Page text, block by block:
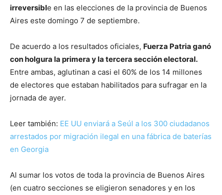
irreversible en las elecciones de la provincia de Buenos
Aires este domingo 7 de septiembre.
De acuerdo a los resultados oficiales, Fuerza Patria ganó
con holgura la primera y la tercera sección electoral.
Entre ambas, aglutinan a casi el 60% de los 14 millones
de electores que estaban habilitados para sufragar en la
jornada de ayer.
Leer también: EE UU enviará a Seúl a los 300 ciudadanos
arrestados por migración ilegal en una fábrica de baterías
en Georgia
Al sumar los votos de toda la provincia de Buenos Aires
(en cuatro secciones se eligieron senadores y en los